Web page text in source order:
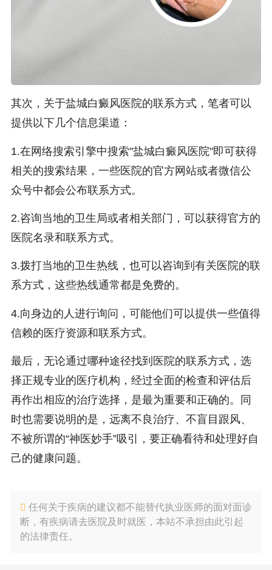
其次，关于盐城白癜风医院的联系方式，笔者可以
提供以下几个信息渠道：
1.在网络搜索引擎中搜索"盐城白癜风医院"即可获得
相关的搜索结果，一些医院的官方网站或者微信公
众号中都会公布联系方式。
2.咨询当地的卫生局或者相关部门，可以获得官方的
医院名录和联系方式。
3.拨打当地的卫生热线，也可以咨询到有关医院的联
系方式，这些热线通常都是免费的。
4.向身边的人进行询问，可能他们可以提供一些值得
信赖的医疗资源和联系方式。
最后，无论通过哪种途径找到医院的联系方式，选
择正规专业的医疗机构，经过全面的检查和评估后
再作出相应的治疗选择，是最为重要和正确的。同
时也需要说明的是，远离不良治疗、不盲目跟风、
不被所谓的“神医妙手”吸引，要正确看待和处理好自
己的健康问题。
任何关于疾病的建议都不能替代执业医师的面对面诊
断，有疾病请去医院及时就医，本站不承担由此引起
的法律责任。